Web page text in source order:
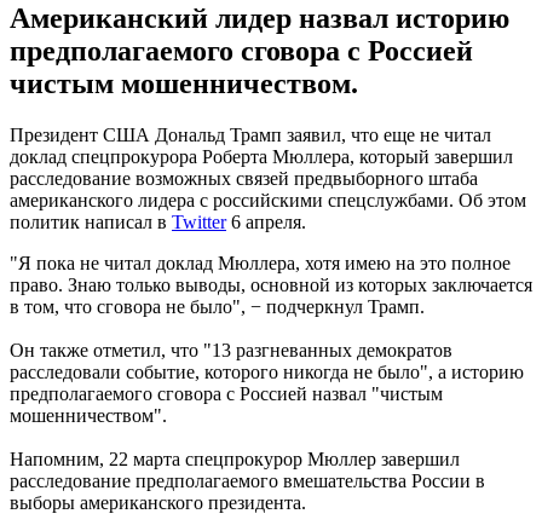
Американский лидер назвал историю
предполагаемого сговора с Россией
чистым мошенничеством.
Президент США Дональд Трамп заявил, что еще не читал
доклад спецпрокурора Роберта Мюллера, который завершил
расследование возможных связей предвыборного штаба
американского лидера с российскими спецслужбами. Об этом
политик написал в Twitter6 апреля.
"Я пока не читал доклад Мюллера, хотя имею на это полное
право. Знаю только выводы, основной из которых заключается
в том, что сговора не было", − подчеркнул Трамп.
Он также отметил, что "13 разгневанных демократов
расследовали событие, которого никогда не было", а историю
предполагаемого сговора с Россией назвал "чистым
мошенничеством".
Напомним, 22 марта спецпрокурор Мюллер завершил
расследование предполагаемого вмешательства России в
выборы американского президента.